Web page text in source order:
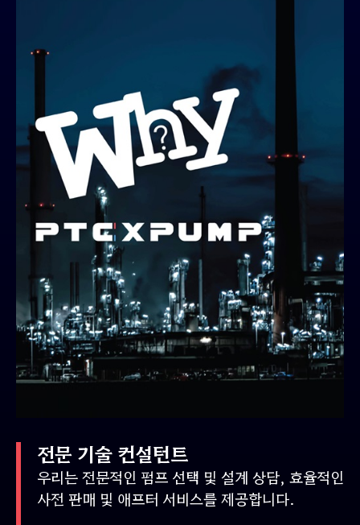
전문 기술 컨설턴트
우리는 전문적인 펌프 선택 및 설계 상담, 효율적인
사전 판매 및 애프터 서비스를 제공합니다.